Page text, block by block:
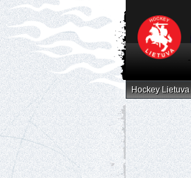
Hockey Lietuva
Hockey Lietuva